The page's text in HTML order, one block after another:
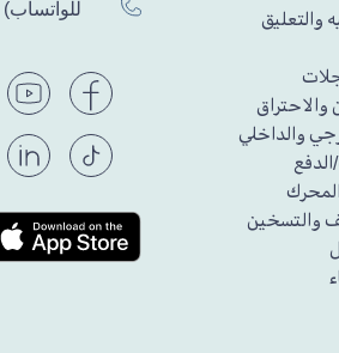
والتعليق
والاحتراق
والداخلي
الدفع
والتسخين
(للواتساب